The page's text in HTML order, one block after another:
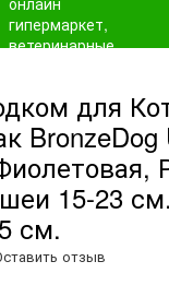
для
BronzeDog
15-23
см.
отзыв